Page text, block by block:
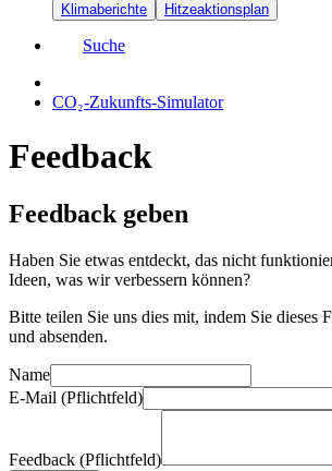
Klimaberichte
Hitzeaktionsplan
Suche
CO₂-Zukunfts-Simulator
Feedback
Feedback geben
Haben Sie etwas entdeckt, das nicht
Ideen, was wir verbessern können?
Bitte teilen Sie uns dies mit, indem Sie dieses
und absenden.
Name
E-Mail (Pflichtfeld)
Feedback (Pflichtfeld)